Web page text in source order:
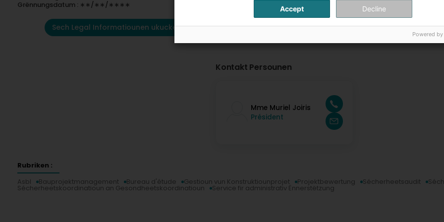
Grënnungsdatum : ∗∗/∗∗/∗∗∗∗
Sech Legal Informatiounen ukucken
Kontakt Persounen
Mme Muriel Joiris
Président
Rubriken :
Asbl
Bauprojektmanagement Bureau d'étude Gestioun vun Konstruktiounprojet Projektbewertung Sécherheetsaudit
Sécherheetskoordinatioun an Gesondheetskoordinatioun Service fir administrativ Ënnerstëtzung
Accept Decline
Powered by